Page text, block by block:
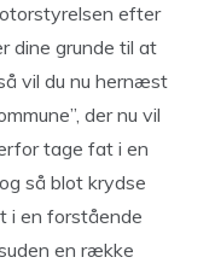
efter
dine grunde til at
vil du nu hernæst
der nu vil
tage fat i en
så blot krydse
i en forstående
en række